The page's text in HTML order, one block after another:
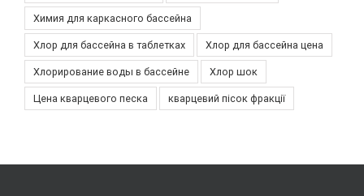
Химия для каркасного бассейна
Хлор для бассейна в таблетках Хлор для бассейна цена
Хлорирование воды в бассейне Хлор шок
Цена кварцевого песка кварцевий пісок фракції